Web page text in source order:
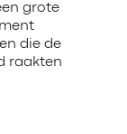
grote
die de
raakten